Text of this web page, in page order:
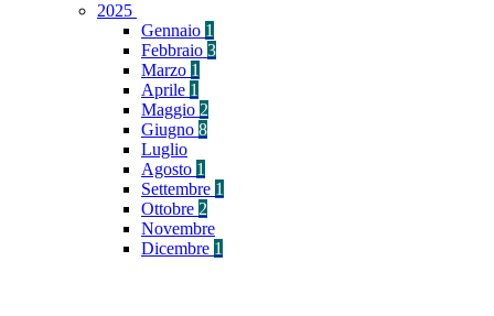
2025
Gennaio 1
Febbraio 3
Marzo 1
Aprile 1
Maggio 2
Giugno 8
Luglio
Agosto 1
Settembre 1
Ottobre 2
Novembre
Dicembre 1